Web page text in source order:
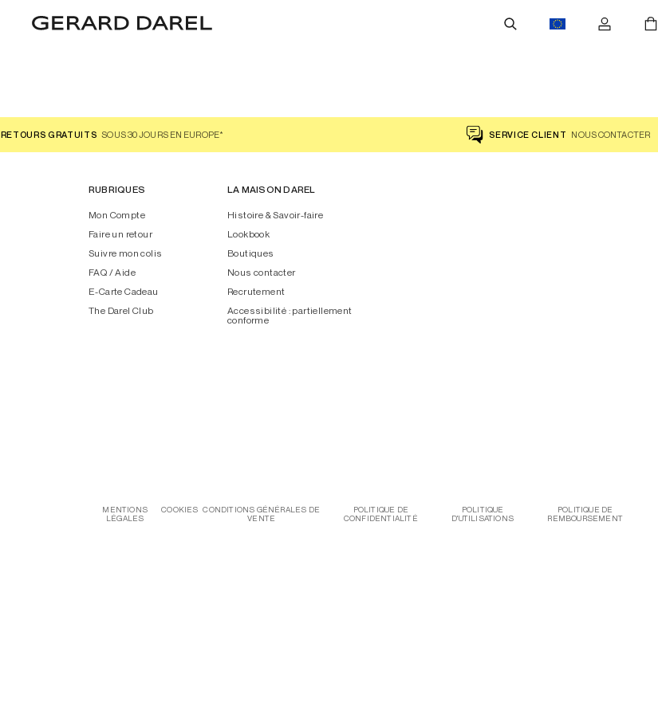
RETOURS GRATUITS SOUS 30 JOURS EN EUROPE* SERVICE CLIENT NOUS CONTACTER
RUBRIQUES
Mon Compte
Faire un retour
Suivre mon colis
FAQ / Aide
E-Carte Cadeau
The Darel Club
LA MAISON DAREL
Histoire & Savoir-faire
Lookbook
Boutiques
Nous contacter
Recrutement
Accessibilité : partiellement
conforme
MENTIONS
LÉGALES
COOKIES CONDITIONS GÉNÉRALES DE
VENTE
POLITIQUE DE
CONFIDENTIALITÉ
POLITIQUE
D'UTILISATIONS
POLITIQUE DE
REMBOURSEMENT